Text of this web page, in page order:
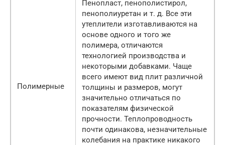
Полимерные
Пенопласт, пенополистирол,
пенополиуретан и т. д. Все эти
утеплители изготавливаются на
основе одного и того же
полимера, отличаются
технологией производства и
некоторыми добавками. Чаще
всего имеют вид плит различной
толщины и размеров, могут
значительно отличаться по
показателям физической
прочности. Теплопроводность
почти одинакова, незначительные
колебания на практике никакого